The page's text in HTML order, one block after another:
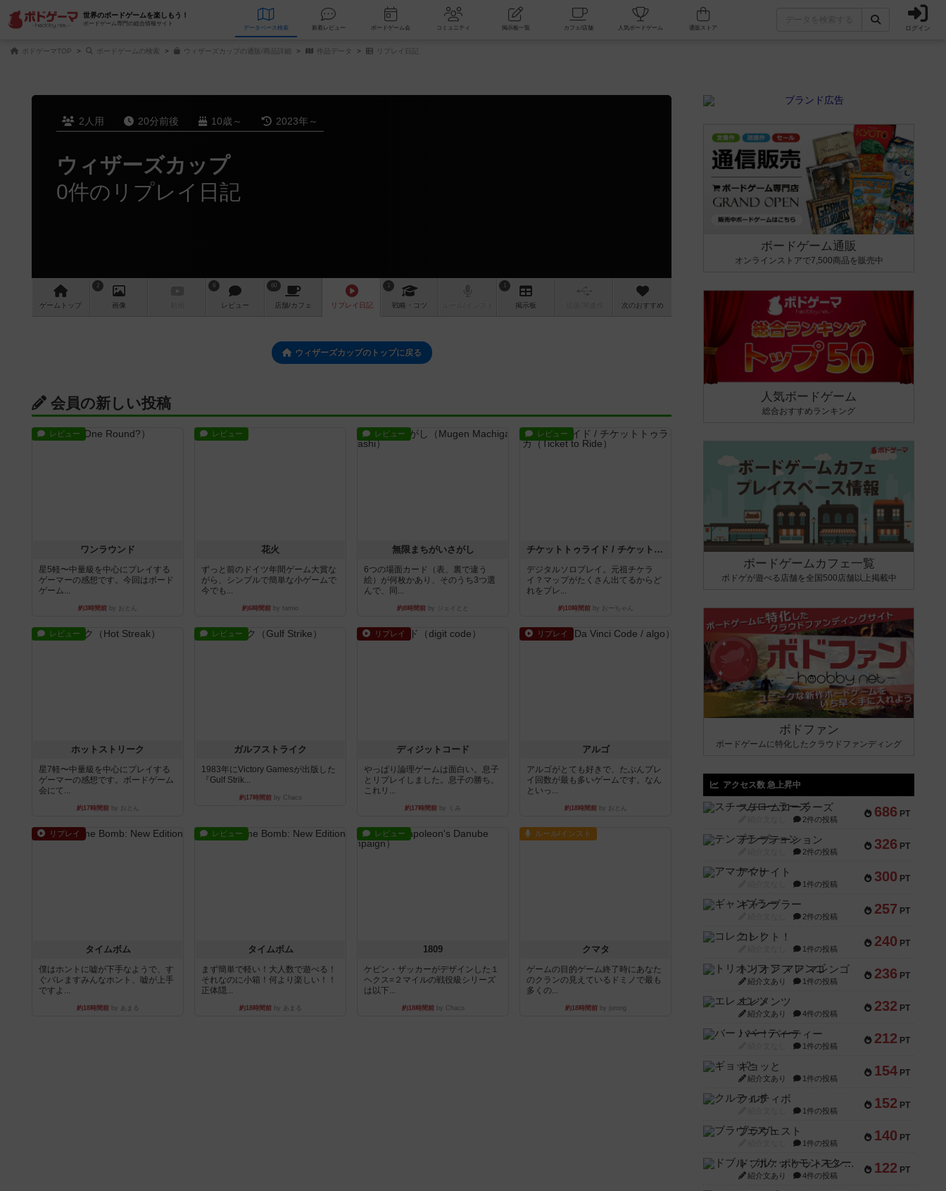
世界のボードゲームを楽しもう！
ボードゲーム専門の総合情報サイト
データベース 検索 新着レビュー ボードゲーム会 コミュニティ 掲示板一覧 カフェ/店舗 人気ボードゲーム ログイン
ボドゲーマTOP ボードゲームの検索 ウィザーズカップの通販/商品詳細 作品データ リプレイ日記
2人用 20分前後 10歳～ 2023年～
ウィザーズカップ
0件のリプレイ日記
ゲーム トップ
2
画像
6
レビュー
60
店舗/カフェ リプレイ 日記
1
戦略 ・コツ
1
掲示板 次のおすすめ
ウィザーズカップのトップに戻る
会員の新しい投稿
レビュー
ワンラウンド
星5軽〜中量級を中心にプレイする
ゲーマーの感想です。今回はボード
ゲーム...
約3時間前 by おとん
レビュー
花火
ずっと前のドイツ年間ゲーム大賞な
がら、シンプルで簡単な小ゲームで
今でも...
約6時間前 by tamio
レビュー
無限まちがいさがし
6つの場面カード（表、裏で違う
絵）が何枚かあり、そのうち3つ選
んで、同...
約8時間前 by ジェイとと
レビュー
チケットトゥライド / チケットトゥライドアメリカ
デジタルソロプレイ。元祖チケラ
イ？マップがたくさん出てるからど
れをプレ...
約10時間前by おーちゃん
レビュー
ホットストリーク
星7軽〜中量級を中心にプレイする
ゲーマーの感想です。ボードゲーム
会にて...
約17時間前by おとん
レビュー
ガルフストライク
1983年にVictory Gamesが出版した
『Gulf Strik...
約17時間前by Chaco
リプレイ
ディジットコード
やっぱり論理ゲームは面白い。息子
とリプレイしました。息子の勝ち。
これリ...
約17時間前 by くみ
リプレイ
アルゴ
アルゴがとても好きで、たぶんプレ
イ回数が最も多いゲームです。なん
といっ...
約18時間前by おとん
リプレイ
タイムボム
僕はホントに嘘が下手なようで、す
ぐバレますみんなホント、嘘が上手
ですよ...
約18時間前by あまる
レビュー
タイムボム
まず簡単で軽い！大人数で遊べる！
それなのに小箱！何より楽しい！！
正体隠...
約18時間前by あまる
レビュー
1809
ケビン・ザッカーがデザインした１
ヘクス=２マイルの戦役級シリーズ
は以下...
約18時間前by Chaco
ルール/インスト
クマタ
ゲームの目的ゲーム終了時にあなた
のクランの見えているドミノで最も
多くの...
約18時間前by jurong
ボードゲーム通販
オンラインストアで7,500商品を販売中
人気ボードゲーム
総合おすすめランキング
ボードゲームカフェ一覧
ボドゲが遊べる店舗を全国500店舗以上掲載中
ボドファン
ボードゲームに特化したクラウドファンディング
アクセス数 急上昇中
686 PT
スチームローラーズ
2件の投稿
326 PT
テンプテーション
2件の投稿
300 PT
アマナイト
1件の投稿
257 PT
ギャンブラー
2件の投稿
240 PT
コレクト！
1件の投稿
236 PT
トリオンフ ア マレンゴ
紹介文あり 1件の投稿
232 PT
エレメンツ
紹介文あり 4件の投稿
212 PT
バー！パーティー
1件の投稿
154 PT
ギョッと
紹介文あり 1件の投稿
152 PT
クルティボ
1件の投稿
140 PT
ブラヴェスト
1件の投稿
122 PT
ドブル：ポケットモンスター
紹介文あり 4件の投稿